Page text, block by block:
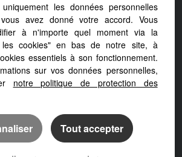
(34480)
les données personnelles
avez donné votre accord. Vous
à n'importe quel moment via la
les cookies" en bas de notre site, à
essentiels à son fonctionnement.
sur vos données personnelles,
notre politique de protection des
Tout accepter